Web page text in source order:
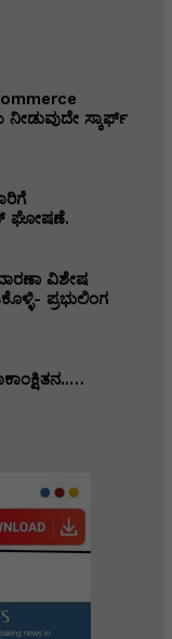
ಸ್ಕಾರ್ಫ್
ಘೋಷಣೆ.
ವಿಶೇಷ
ಪ್ರಭುಲಿಂಗ